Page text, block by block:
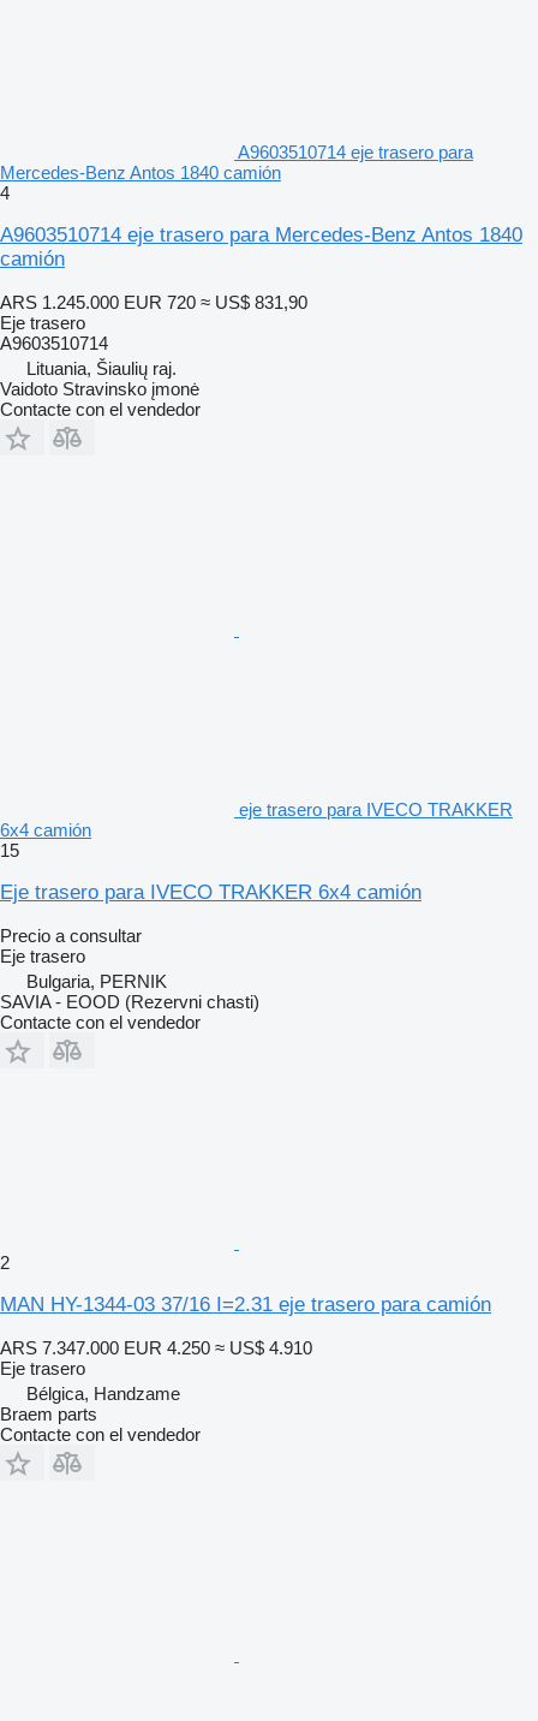
A9603510714 eje trasero para
Mercedes-Benz Antos 1840 camión
4
A9603510714 eje trasero para Mercedes-Benz Antos 1840
camión
ARS 1.245.000 EUR 720 ≈ US$ 831,90
Eje trasero
A9603510714
Lituania, Šiaulių raj.
Vaidoto Stravinsko įmonė
Contacte con el vendedor
eje trasero para IVECO TRAKKER
6x4 camión
15
Eje trasero para IVECO TRAKKER 6x4 camión
Precio a consultar
Eje trasero
Bulgaria, PERNIK
SAVIA - EOOD (Rezervni chasti)
Contacte con el vendedor
2
MAN HY-1344-03 37/16 I=2.31 eje trasero para camión
ARS 7.347.000 EUR 4.250 ≈ US$ 4.910
Eje trasero
Bélgica, Handzame
Braem parts
Contacte con el vendedor